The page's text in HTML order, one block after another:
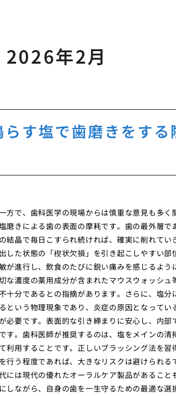
2026年2月
す塩で歯磨きをする
方で、歯科医学の現場からは慎重な意見も多く
磨きによる歯の表面の摩耗です。歯の最外層で
結晶で毎日こすられ続ければ、確実に削れてい
した状態の「楔状欠損」を引き起こしやすい部
が進行し、飲食のたびに鋭い痛みを感じるよう
な濃度の薬用成分が含まれたマウスウォッシュ
十分であるとの指摘があります。さらに、塩分
という物理現象であり、炎症の原因となってい
必要です。表面的な引き締まりに安心し、内部
す。歯科医師が推奨するのは、塩をメインの清
利用することです。正しいブラッシング法を習
行う程度であれば、大きなリスクは避けられる
には現代の優れたオーラルケア製品があること
しながら、自身の歯を一生守るための最適な選